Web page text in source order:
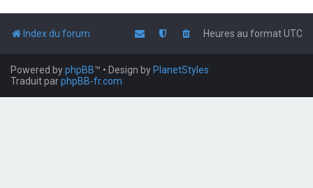
Index du forum Heures au formatUTC
Powered byphpBB™ • Design by PlanetStyles
Traduit parphpBB-fr.com